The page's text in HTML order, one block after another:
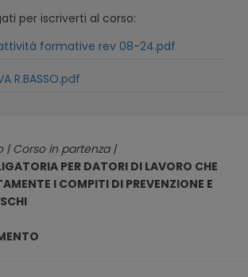
per iscriverti al corso:
formative rev 08-24.pdf
R.BASSO.pdf
Corso in partenza |
PER DATORI DI LAVORO CHE
I COMPITI DI PREVENZIONE E